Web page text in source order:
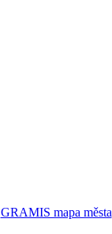
GRAMIS mapa města